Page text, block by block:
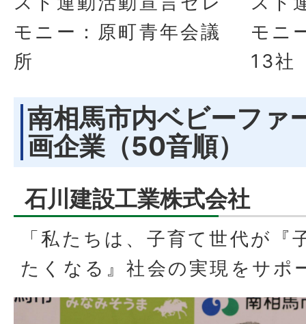
モニー：原町青年会議
所
モニ
13社
南相馬市内ベビーファ
画企業（50音順）
石川建設工業株式会社
「私たちは、子育て世代が『
たくなる』社会の実現をサポ